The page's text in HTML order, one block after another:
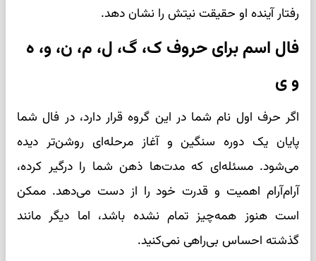
رفتار آینده او حقیقت نیتش را نشان دهد.
فال اسم برای حروف ک، گ، ل، م، ن، و، ه
و ی
اگر حرف اول نام شما در این گروه قرار دارد، در فال شما
پایان یک دوره سنگین و آغاز مرحله‌ای روشن‌تر دیده
می‌شود. مسئله‌ای که مدت‌ها ذهن شما را درگیر کرده،
آرام‌آرام اهمیت و قدرت خود را از دست می‌دهد. ممکن
است هنوز همه‌چیز تمام نشده باشد، اما دیگر مانند
گذشته احساس بی‌راهی نمی‌کنید.